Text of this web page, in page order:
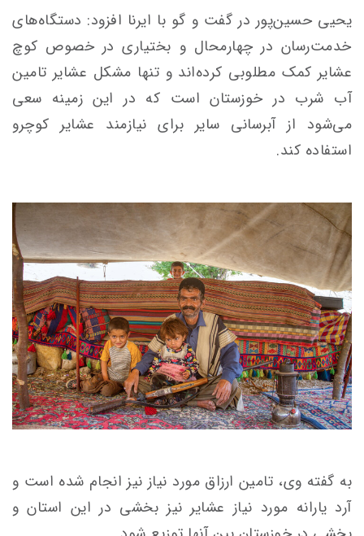
یحیی حسین‌پور در گفت و گو با ایرنا افزود: دستگاه‌های
خدمت‌رسان در چهارمحال و بختیاری در خصوص کوچ
عشایر کمک مطلوبی کرده‌اند و تنها مشکل عشایر تامین
آب شرب در خوزستان است که در این زمینه سعی
می‌شود از آبرسانی سایر برای نیازمند عشایر کوچرو
استفاده کند.
به گفته وی، تامین ارزاق مورد نیاز نیز انجام شده است و
آرد یارانه مورد نیاز عشایر نیز بخشی در این استان و